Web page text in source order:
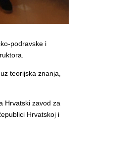
podravske i
teorijska znanja,
Hrvatski zavod za
Hrvatskoj i